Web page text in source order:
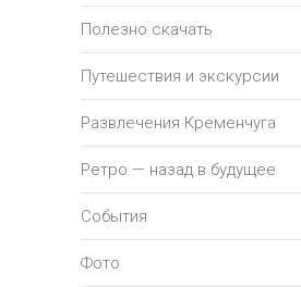
Полезно скачать
Путешествия и экскурсии
Развлечения Кременчуга
Ретро — назад в будущее
События
Фото